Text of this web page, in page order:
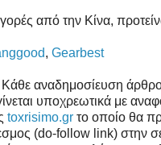
από την Κίνα,
, Gearbest
αναδημοσίευση
υποχρεωτικά με
toxrisimo.gr το οποίο θα
(do-follow link) στην